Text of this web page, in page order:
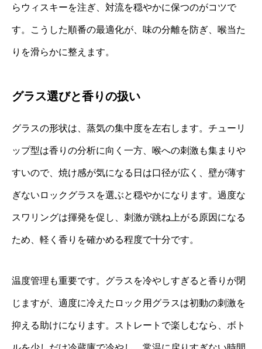
らウィスキーを注ぎ、対流を穏やかに保つのがコツで
す。こうした順番の最適化が、味の分離を防ぎ、喉当た
りを滑らかに整えます。
グラス選びと香りの扱い
グラスの形状は、蒸気の集中度を左右します。チューリ
ップ型は香りの分析に向く一方、喉への刺激も集まりや
すいので、焼け感が気になる日は口径が広く、壁が薄す
ぎないロックグラスを選ぶと穏やかになります。過度な
スワリングは揮発を促し、刺激が跳ね上がる原因になる
ため、軽く香りを確かめる程度で十分です。
温度管理も重要です。グラスを冷やしすぎると香りが閉
じますが、適度に冷えたロック用グラスは初動の刺激を
抑える助けになります。ストレートで楽しむなら、ボト